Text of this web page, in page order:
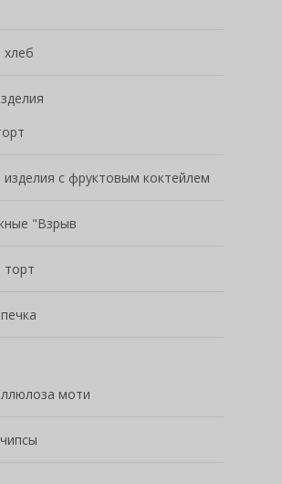
изделия с фруктовым коктейлем
"Взрыв
торт
моти